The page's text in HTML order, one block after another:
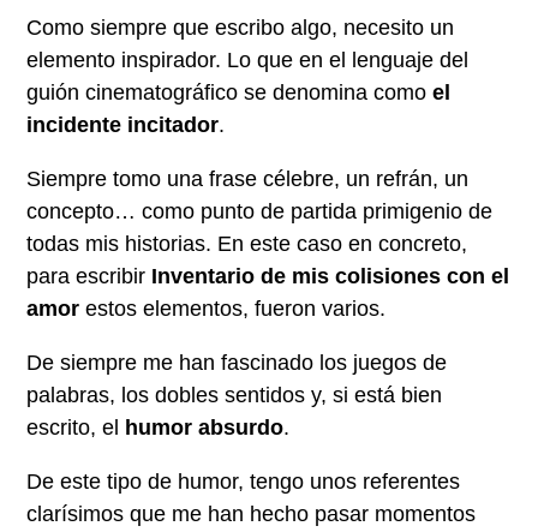
Como siempre que escribo algo, necesito un
elemento inspirador. Lo que en el lenguaje del
guión cinematográfico se denomina comoel
incidente incitador.
Siempre tomo una frase célebre, un refrán, un
concepto… como punto de partida primigenio de
todas mis historias. En este caso en concreto,
para escribir Inventario de mis colisiones con el
amor estos elementos, fueron varios.
De siempre me han fascinado los juegos de
palabras, los dobles sentidos y, si está bien
escrito, el humor absurdo.
De este tipo de humor, tengo unos referentes
clarísimos que me han hecho pasar momentos